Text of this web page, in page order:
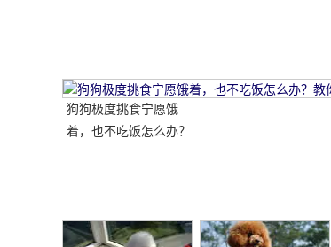
狗狗极度挑食宁愿饿
着，也不吃饭怎么办？